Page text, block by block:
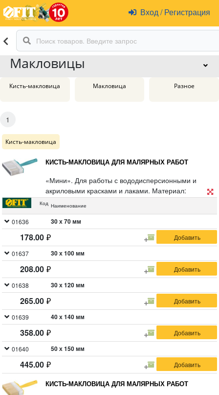
Вход /Регистрация
Макловицы
Кисть-макловица Макловица Разное
1
Кисть-макловица
КИСТЬ-МАКЛОВИЦА ДЛЯ МАЛЯРНЫХ РАБОТ
«Мини». Для работы с вододисперсионными и
акриловыми красками и лаками. Материал:
искусственная щетина, пластиковый корпус, полая
Код Наименование
01636 30 х 70 мм
178.00
01637 30 х 100 мм
208.00
01638 30 х 120 мм
265.00
01639 40 х 140 мм
358.00
01640 50 х 150 мм
445.00
КИСТЬ-МАКЛОВИЦА ДЛЯ МАЛЯРНЫХ РАБОТ